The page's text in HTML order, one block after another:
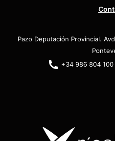
Pazo Deputación Provincial.
+34 986 804